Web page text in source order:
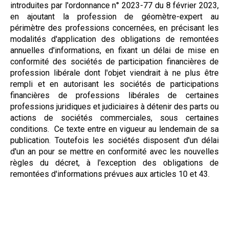
introduites par l'ordonnance n° 2023-77 du 8 février 2023,
en ajoutant la profession de géomètre-expert au
périmètre des professions concernées, en précisant les
modalités d'application des obligations de remontées
annuelles d'informations, en fixant un délai de mise en
conformité des sociétés de participation financières de
profession libérale dont l'objet viendrait à ne plus être
rempli et en autorisant les sociétés de participations
financières de professions libérales de certaines
professions juridiques et judiciaires à détenir des parts ou
actions de sociétés commerciales, sous certaines
conditions. Ce texte entre en vigueur au lendemain de sa
publication. Toutefois les sociétés disposent d'un délai
d'un an pour se mettre en conformité avec les nouvelles
règles du décret, à l'exception des obligations de
remontées d'informations prévues aux articles 10 et 43.